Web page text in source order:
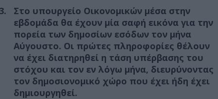
Στο υπουργείο Οικονομικών μέσα στην
εβδομάδα θα έχουν μία σαφή εικόνα για την
πορεία των δημοσίων εσόδων τον μήνα
Αύγουστο. Οι πρώτες πληροφορίες θέλουν
να έχει διατηρηθεί η τάση υπέρβασης του
στόχου και τον εν λόγω μήνα, διευρύνοντας
τον δημοσιονομικό χώρο που έχει ήδη έχει
δημιουργηθεί.